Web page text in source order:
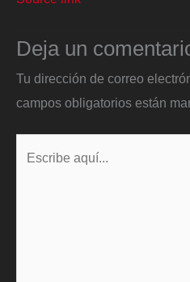
Deja un
Tu dirección de correo
campos obligatorios están